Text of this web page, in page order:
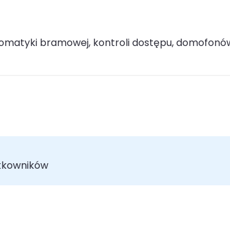
bramowej, kontroli dostępu,